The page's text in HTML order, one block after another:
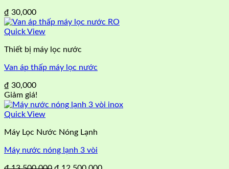
₫ 30,000
Quick View
Thiết bị máy lọc nước
Van áp thấp máy lọc nước
₫ 30,000
Giảm giá!
Quick View
Máy Lọc Nước Nóng Lạnh
Máy nước nóng lạnh 3 vòi